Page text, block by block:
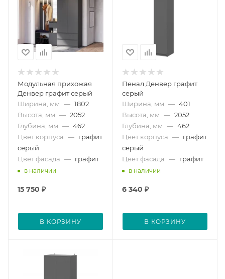
Модульная прихожая
Денвер графит серый
Ширина, мм — 1802
Высота, мм — 2052
Глубина, мм — 462
Цвет корпуса — графит
серый
Цвет фасада — графит
в наличии
15 750 ₽
В КОРЗИНУ
Пенал Денвер графит
серый
Ширина, мм — 401
Высота, мм — 2052
Глубина, мм — 462
Цвет корпуса — графит
серый
Цвет фасада — графит
в наличии
6 340 ₽
В КОРЗИНУ